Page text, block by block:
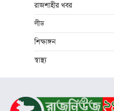
রাজশাহীর খবর
লীড
শিক্ষাঙ্গন
স্বাস্থ্য